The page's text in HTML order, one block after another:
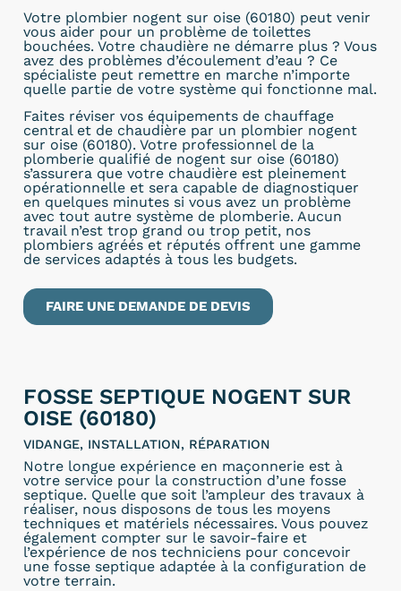
Votre plombier nogent sur oise (60180) peut venir
vous aider pour un problème de toilettes
bouchées. Votre chaudière ne démarre plus ? Vous
avez des problèmes d’écoulement d’eau ? Ce
spécialiste peut remettre en marche n’importe
quelle partie de votre système qui fonctionne mal.
Faites réviser vos équipements de chauffage
central et de chaudière par un plombier nogent
sur oise (60180). Votre professionnel de la
plomberie qualifié de nogent sur oise (60180)
s’assurera que votre chaudière est pleinement
opérationnelle et sera capable de diagnostiquer
en quelques minutes si vous avez un problème
avec tout autre système de plomberie. Aucun
travail n’est trop grand ou trop petit, nos
plombiers agréés et réputés offrent une gamme
de services adaptés à tous les budgets.
FAIRE UNE DEMANDE DE DEVIS
FOSSE SEPTIQUE NOGENT SUR
OISE (60180)
VIDANGE, INSTALLATION, RÉPARATION
Notre longue expérience en maçonnerie est à
votre service pour la construction d’une fosse
septique. Quelle que soit l’ampleur des travaux à
réaliser, nous disposons de tous les moyens
techniques et matériels nécessaires. Vous pouvez
également compter sur le savoir-faire et
l’expérience de nos techniciens pour concevoir
une fosse septique adaptée à la configuration de
votre terrain.